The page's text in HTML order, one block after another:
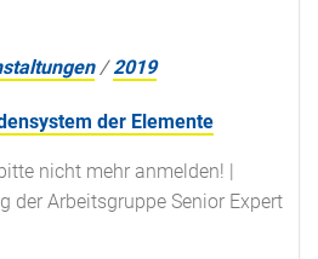
/2019
der Elemente
nicht mehr anmelden! |
der Arbeitsgruppe Senior Expert